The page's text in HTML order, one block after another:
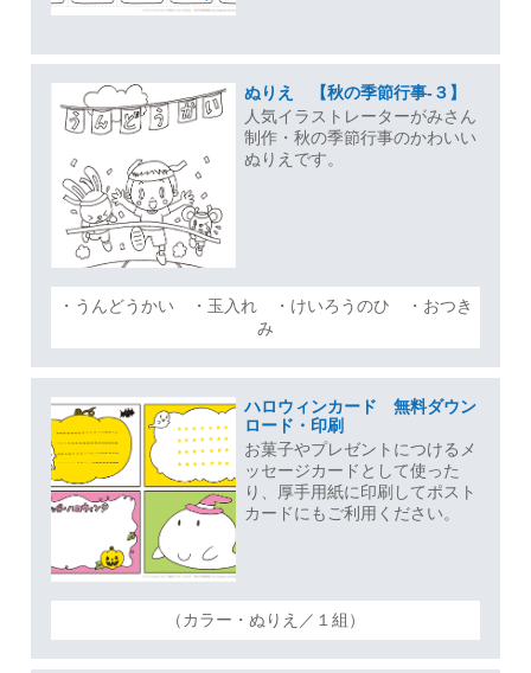
ぬりえ 【秋の季節行事-３】
人気イラストレーターがみさん
制作・秋の季節行事のかわいい
ぬりえです。
・うんどうかい ・玉入れ ・けいろうのひ ・おつき
み
ハロウィンカード 無料ダウン
ロード・印刷
お菓子やプレゼントにつけるメ
ッセージカードとして使った
り、厚手用紙に印刷してポスト
カードにもご利用ください。
（カラー・ぬりえ／１組）